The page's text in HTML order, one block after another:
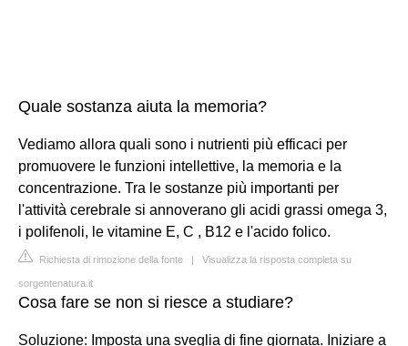
Quale sostanza aiuta la memoria?
Vediamo allora quali sono i nutrienti più efficaci per
promuovere le funzioni intellettive, la memoria e la
concentrazione. Tra le sostanze più importanti per
l'attività cerebrale si annoverano gli acidi grassi omega 3,
i polifenoli, le vitamine E, C , B12 e l'acido folico.
Richiesta di rimozione della fonte | Visualizza la risposta completa su
sorgentenatura.it
Cosa fare se non si riesce a studiare?
Soluzione: Imposta una sveglia di fine giornata. Iniziare a